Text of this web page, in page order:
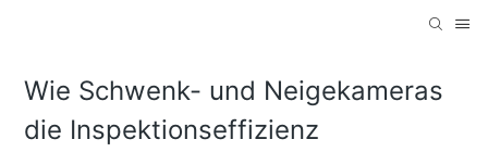
Wie Schwenk- und Neigekameras
die Inspektionseffizienz